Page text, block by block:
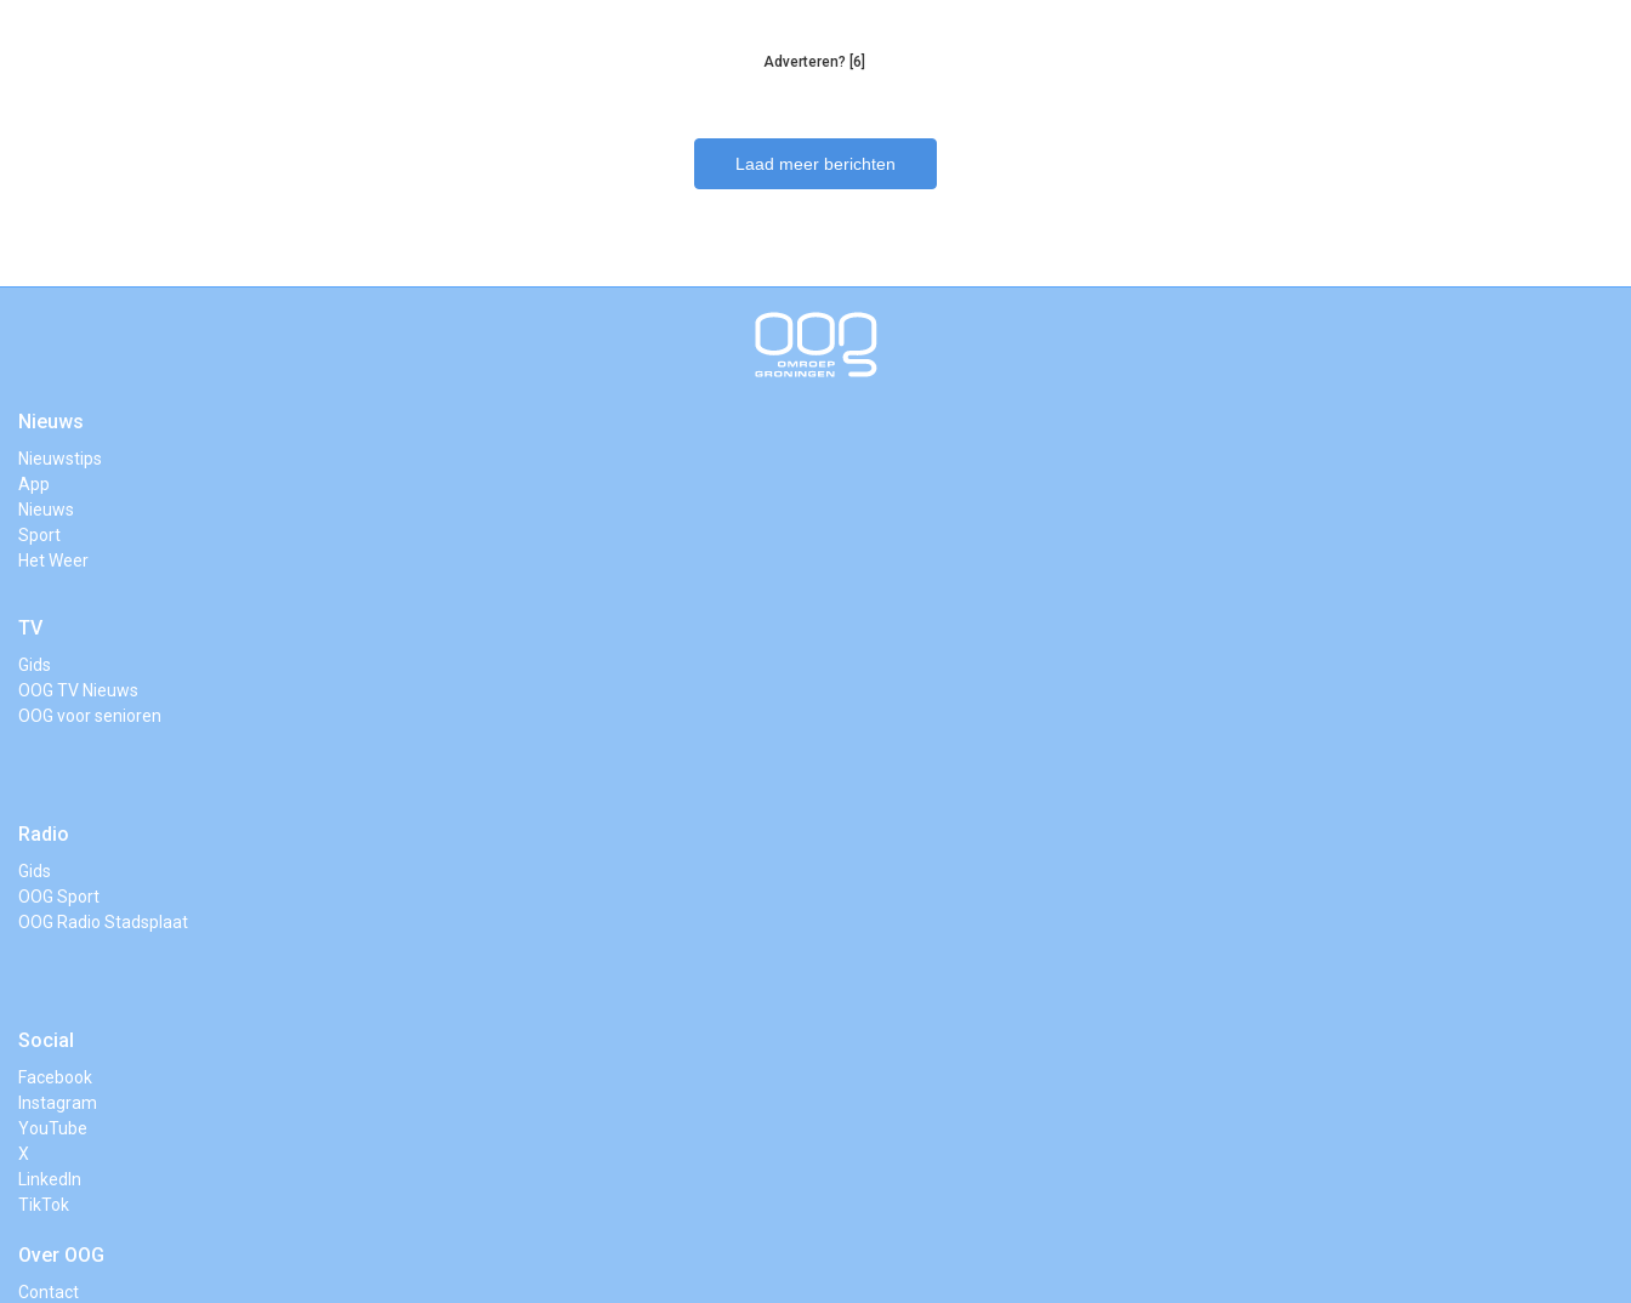
Adverteren? [6]
Laad meer berichten
Nieuws
Nieuwstips
App
Nieuws
Sport
Het Weer
TV
Gids
OOG TV Nieuws
OOG voor senioren
Radio
Gids
OOG Sport
OOG Radio Stadsplaat
Social
Facebook
Instagram
YouTube
X
LinkedIn
TikTok
Over OOG
Contact